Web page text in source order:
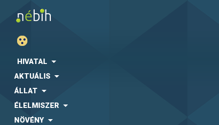
HIVATAL
AKTUÁLIS
ÁLLAT
ÉLELMISZER
NÖVÉNY